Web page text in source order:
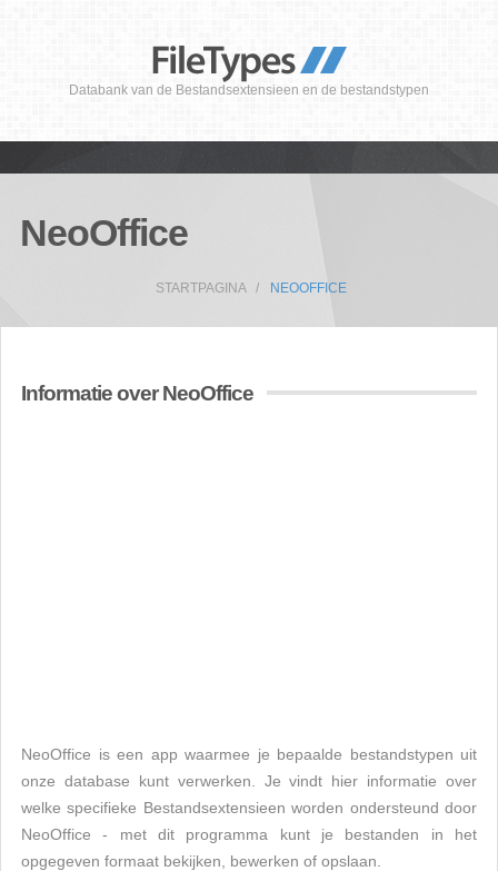
Databank van de Bestandsextensieen en de bestandstypen
NeoOffice
STARTPAGINA NEOOFFICE
Informatie over NeoOffice
NeoOffice is een app waarmee je bepaalde bestandstypen uit
onze database kunt verwerken. Je vindt hier informatie over
welke specifieke Bestandsextensieen worden ondersteund door
NeoOffice - met dit programma kunt je bestanden in het
opgegeven formaat bekijken, bewerken of opslaan.